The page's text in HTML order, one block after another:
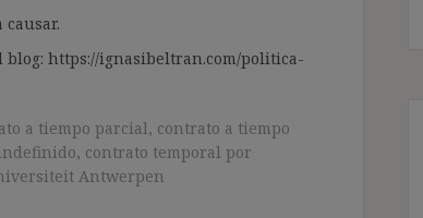
https://ignasibeltran.com/politica-
a tiempo parcial, contrato a tiempo
, contrato temporal por
Antwerpen